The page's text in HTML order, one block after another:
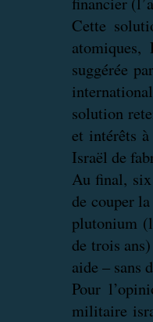
Cette
suggérée
solution
et intérêts
Israël de
Au final,
de couper
plutonium
de trois
aide – sans
Pour
militaire